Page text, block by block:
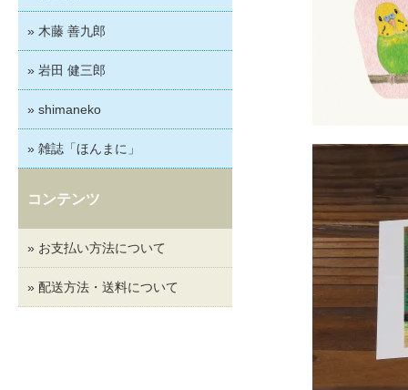
» 木藤 善九郎
» 岩田 健三郎
» shimaneko
» 雑誌「ほんまに」
コンテンツ
» お支払い方法について
» 配送方法・送料について